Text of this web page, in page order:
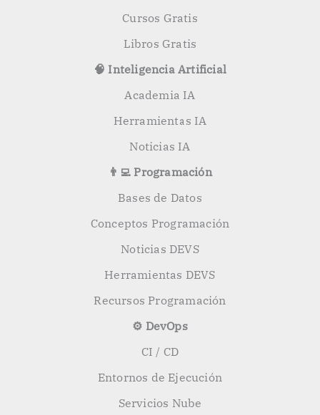
Cursos Gratis
Libros Gratis
🧠 Inteligencia Artificial
Academia IA
Herramientas IA
Noticias IA
👨‍💻 Programación
Bases de Datos
Conceptos Programación
Noticias DEVS
Herramientas DEVS
Recursos Programación
⚙️ DevOps
CI / CD
Entornos de Ejecución
Servicios Nube